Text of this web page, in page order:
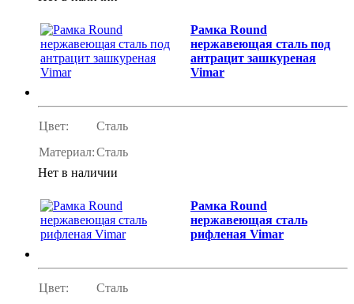
Рамка Round
нержавеющая сталь под
антрацит зашкуреная
Vimar
Цвет:
Сталь
Материал:Сталь
Нет в наличии
Рамка Round
нержавеющая сталь
рифленая Vimar
Цвет:
Сталь